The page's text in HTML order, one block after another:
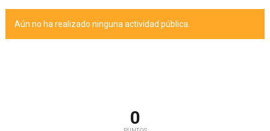
Aún no ha realizado ninguna actividad pública.
0